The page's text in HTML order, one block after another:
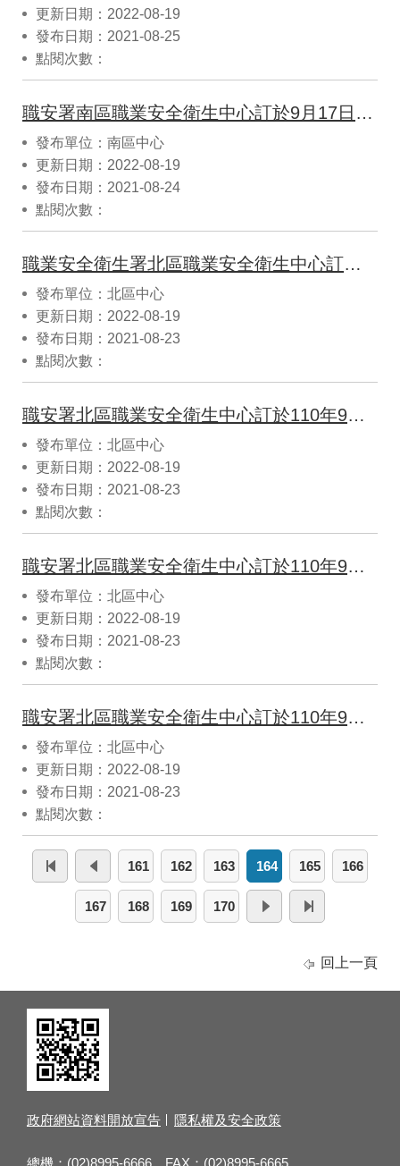
更新日期：2022-08-19
發布日期：2021-08-25
點閱次數：
職安署南區職業安全衛生中心訂於9月17日(五)上午8:30-12:30於達和環保服務股份有限公司(台南市永康垃圾資源回收焚化廠)2樓訓練教室（地址：臺南市永康區王行東路166號）舉辦110年度「勞動條件暨職業安全衛生」宣導會，歡迎踴躍報名參加。
發布單位：南區中心
更新日期：2022-08-19
發布日期：2021-08-24
點閱次數：
職業安全衛生署北區職業安全衛生中心訂於110年9月15日（星期三）上午8時50分舉辦110年度「缺氧/局限空間作業危害預防」宣導會，參加對象為現場作業人員及職業安全衛生人員，歡迎踴躍報名參加。
發布單位：北區中心
更新日期：2022-08-19
發布日期：2021-08-23
點閱次數：
職安署北區職業安全衛生中心訂於110年9月3日(星期五)下午1時30分舉辦「運輸倉儲業勞動條件宣導會」，歡迎踴躍報名參加！
發布單位：北區中心
更新日期：2022-08-19
發布日期：2021-08-23
點閱次數：
職安署北區職業安全衛生中心訂於110年9月2日(星期四)下午1時30分舉辦「批發零售業勞動條件宣導會」，歡迎踴躍報名參加！
發布單位：北區中心
更新日期：2022-08-19
發布日期：2021-08-23
點閱次數：
職安署北區職業安全衛生中心訂於110年9月2日(星期四)上午9時舉辦「批發零售業勞動條件宣導會」，歡迎踴躍報名參加！
發布單位：北區中心
更新日期：2022-08-19
發布日期：2021-08-23
點閱次數：
161 162 163 164 165 166
167 168 169 170
回上一頁
政府網站資料開放宣告 隱私權及安全政策
總機：(02)8995-6666 FAX：(02)8995-6665